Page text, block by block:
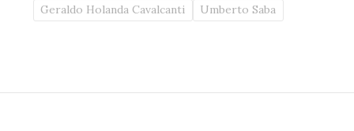
Geraldo Holanda Cavalcanti Umberto Saba